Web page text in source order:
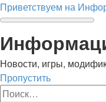
Приветствуем на
Новости, игры,
Пропустить